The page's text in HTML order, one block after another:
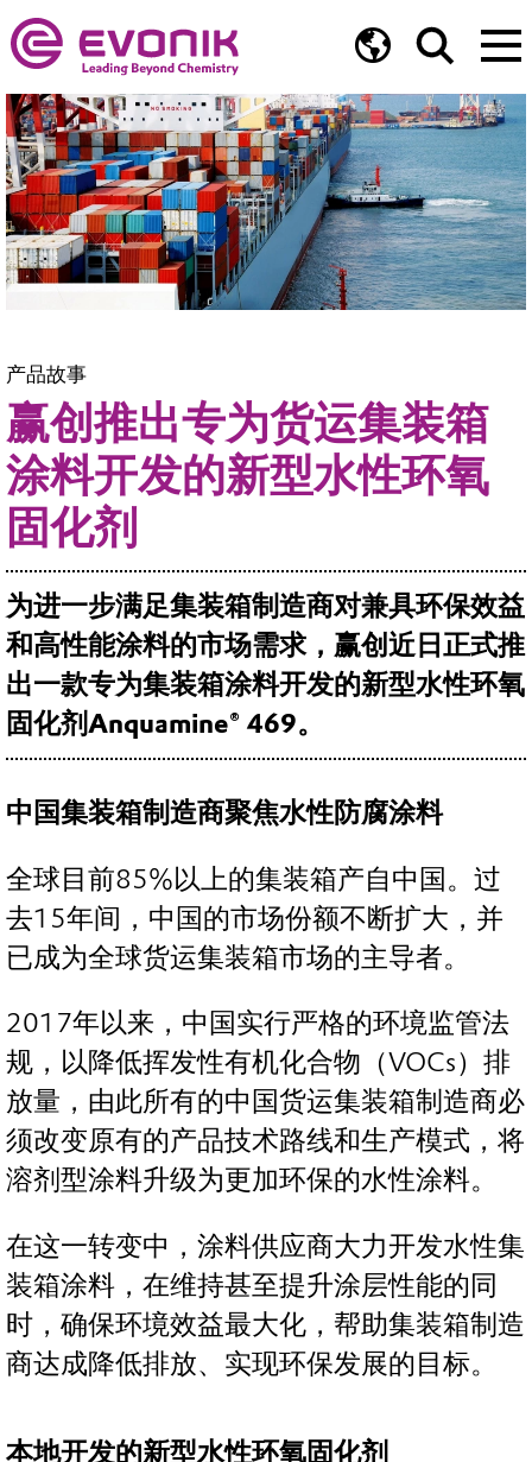
产品故事
赢创推出专为货运集装箱
涂料开发的新型水性环氧
固化剂
为进一步满足集装箱制造商对兼具环保效益
和高性能涂料的市场需求，赢创近日正式推
出一款专为集装箱涂料开发的新型水性环氧
固化剂Anquamine® 469。
中国集装箱制造商聚焦水性防腐涂料
全球目前85%以上的集装箱产自中国。过
去15年间，中国的市场份额不断扩大，并
已成为全球货运集装箱市场的主导者。
2017年以来，中国实行严格的环境监管法
规，以降低挥发性有机化合物（VOCs）排
放量，由此所有的中国货运集装箱制造商必
须改变原有的产品技术路线和生产模式，将
溶剂型涂料升级为更加环保的水性涂料。
在这一转变中，涂料供应商大力开发水性集
装箱涂料，在维持甚至提升涂层性能的同
时，确保环境效益最大化，帮助集装箱制造
商达成降低排放、实现环保发展的目标。
本地开发的新型水性环氧固化剂